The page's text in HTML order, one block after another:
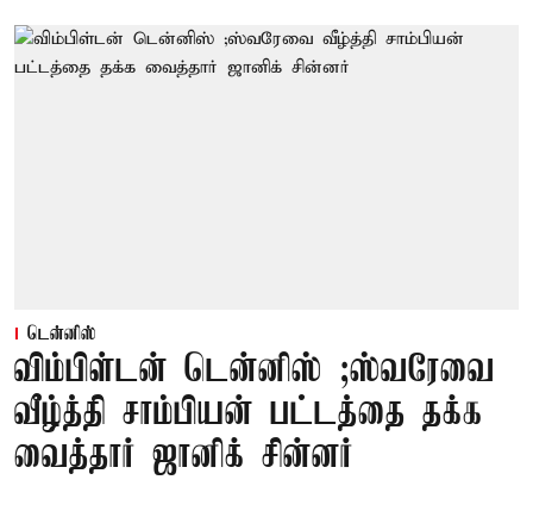
டென்னிஸ்
விம்பிள்டன் டென்னிஸ் ;ஸ்வரேவை
வீழ்த்தி சாம்பியன் பட்டத்தை தக்க
வைத்தார் ஜானிக் சின்னர்